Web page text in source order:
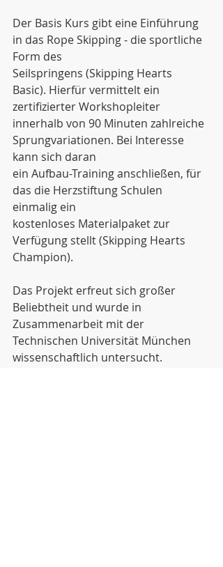
Der Basis Kurs gibt eine Einführung
in das Rope Skipping - die sportliche
Form des
Seilspringens (Skipping Hearts
Basic). Hierfür vermittelt ein
zertifizierter Workshopleiter
innerhalb von 90 Minuten zahlreiche
Sprungvariationen. Bei Interesse
kann sich daran
ein Aufbau-Training anschließen, für
das die Herzstiftung Schulen
einmalig ein
kostenloses Materialpaket zur
Verfügung stellt (Skipping Hearts
Champion).
Das Projekt erfreut sich großer
Beliebtheit und wurde in
Zusammenarbeit mit der
Technischen Universität München
wissenschaftlich untersucht.